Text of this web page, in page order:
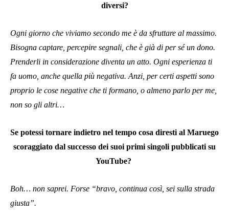
diversi?
Ogni giorno che viviamo secondo me è da sfruttare al massimo.
Bisogna captare, percepire segnali, che è già di per sé un dono.
Prenderli in considerazione diventa un atto. Ogni esperienza ti
fa uomo, anche quella più negativa. Anzi, per certi aspetti sono
proprio le cose negative che ti formano, o almeno parlo per me,
non so gli altri…
Se potessi tornare indietro nel tempo cosa diresti al Maruego
scoraggiato dal successo dei suoi primi singoli pubblicati su
YouTube?
Boh… non saprei. Forse “bravo, continua così, sei sulla strada
giusta”.